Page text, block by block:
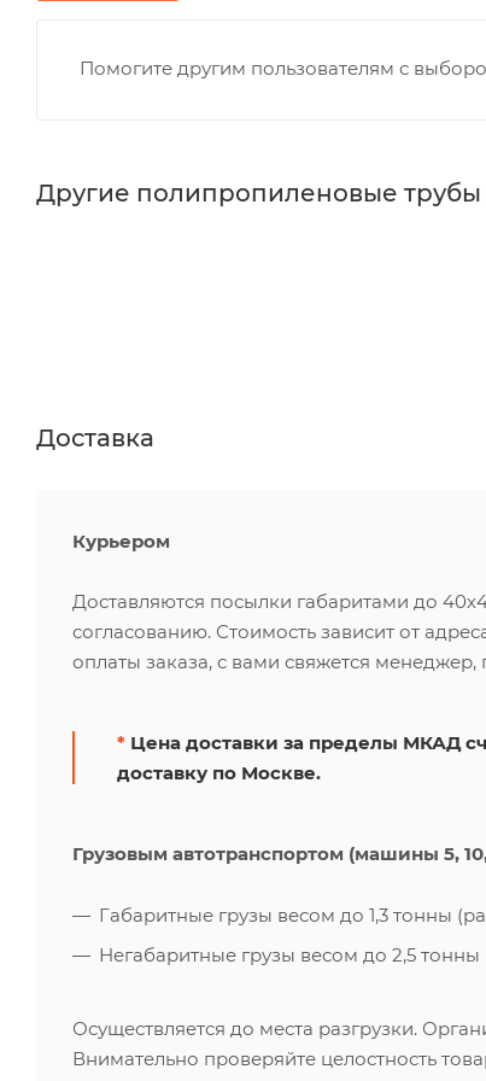
Помогите другим пользователям с
Другие полипропиленовые трубы
Доставка
Курьером
Доставляются посылки габаритами до
согласованию. Стоимость зависит от
оплаты заказа, с вами свяжется
* Цена доставки за пределы МКАД
доставку по Москве.
Грузовым автотранспортом (машины 5,
Габаритные грузы весом до 1,3 тонны
Негабаритные грузы весом до 2,5 тонны
Осуществляется до места разгрузки.
Внимательно проверяйте целостность